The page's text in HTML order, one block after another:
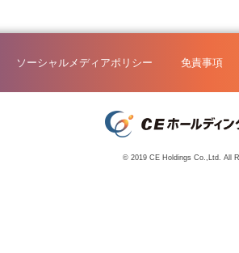
ソーシャルメディアポリシー 免責事項
© 2019 CE Holdings Co.,Ltd. All